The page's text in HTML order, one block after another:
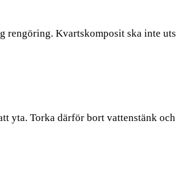
Kvartskomposit ska inte
yta. Torka därför bort vattenstänk